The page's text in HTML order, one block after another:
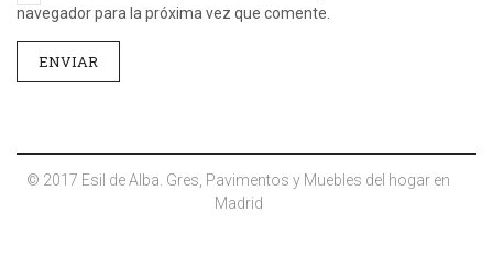
navegador para la próxima vez que comente.
© 2017 Esil de Alba. Gres, Pavimentos y Muebles del hogar en
Madrid